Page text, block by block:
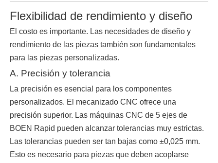
Flexibilidad de rendimiento y diseño
El costo es importante. Las necesidades de diseño y
rendimiento de las piezas también son fundamentales
para las piezas personalizadas.
A. Precisión y tolerancia
La precisión es esencial para los componentes
personalizados. El mecanizado CNC ofrece una
precisión superior. Las máquinas CNC de 5 ejes de
BOEN Rapid pueden alcanzar tolerancias muy estrictas.
Las tolerancias pueden ser tan bajas como ±0,025 mm.
Esto es necesario para piezas que deben acoplarse